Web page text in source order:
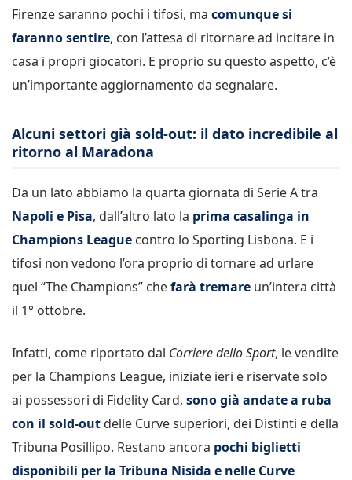
Firenze saranno pochi i tifosi, ma comunque si
faranno sentire, con l’attesa di ritornare ad incitare in
casa i propri giocatori. E proprio su questo aspetto, c’è
un’importante aggiornamento da segnalare.
Alcuni settori già sold-out: il dato incredibile al
ritorno al Maradona
Da un lato abbiamo la quarta giornata di Serie A tra
Napoli e Pisa, dall’altro lato la prima casalinga in
Champions League contro lo Sporting Lisbona. E i
tifosi non vedono l’ora proprio di tornare ad urlare
quel “The Champions” chefarà tremare un’intera città
il 1° ottobre.
Infatti, come riportato dal Corriere dello Sport, le vendite
per la Champions League, iniziate ieri e riservate solo
ai possessori di Fidelity Card, sono già andate a ruba
con il sold-out delle Curve superiori, dei Distinti e della
Tribuna Posillipo. Restano ancora pochi biglietti
disponibili per la Tribuna Nisida e nelle Curve